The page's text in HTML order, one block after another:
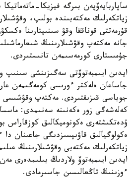
ساپاربايەۆپەن بىرگە فيزيكا-ماتەماتيكا
زياتكەرلىك مەكتەبىندە بولىپ،
قۇرمەتتى قوناققا وقۋ سىنىپتارىنا
جانە مەكتەپ وقۋشىلارىنىڭ
جۇمىستارى كورمەسىمەن تانىستىردى.
ايدىن ايىمبەتوۆتى سەگىزىنشى سىنىپ
جاساعان ەلەكتر ءورىسى كومەگىمەن
جوباسى قىزىقتىردى. مەكتەپ وقۋشىسى
كەلەشەگى زور ەكەنىنە سەنىمدى:
ۇدەتكىشتەرى ەكونوميكالىق كوزقاراس
ەكولوگيالىق قاۋىپسىزدىگى جاعىنان دا
زياتكەرلىك مەكتەبى وقۋشىلارىنىڭ
ايدىن ايىمبەتوۆ ولاردىڭ بىلىمدەرى مەن
ءوزىنىڭ تاڭعالىسىن جاسىرمادى.